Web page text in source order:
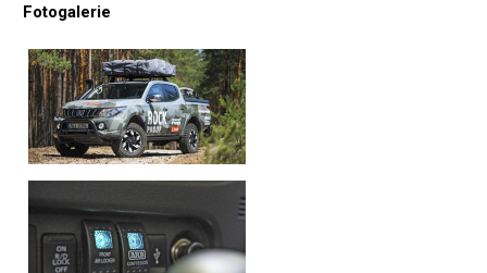
Fotogalerie